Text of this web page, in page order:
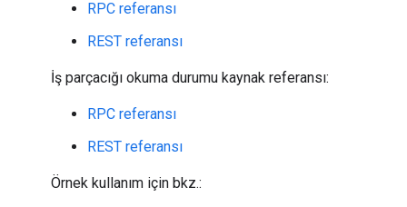
RPC referansı
REST referansı
İş parçacığı okuma durumu kaynak referansı:
RPC referansı
REST referansı
Örnek kullanım için bkz.: